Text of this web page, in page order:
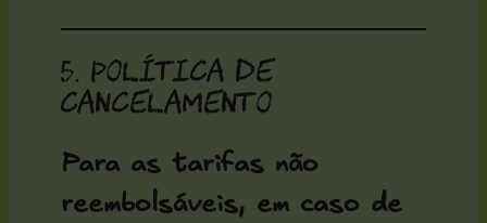
5. Política de
cancelamento
Para as tarifas não
reembolsáveis, em caso de